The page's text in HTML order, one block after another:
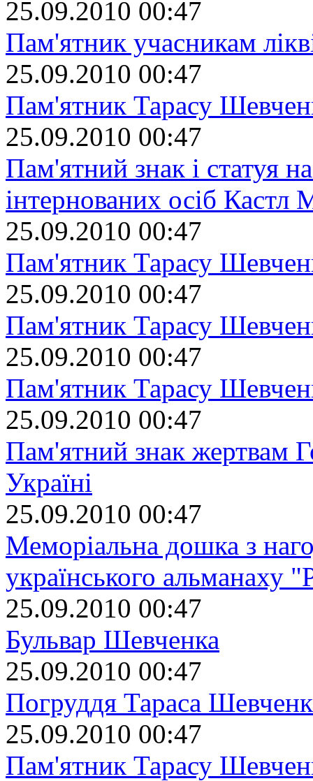
25.09.2010 00:47
Пам'ятник учасникам
25.09.2010 00:47
Пам'ятник Тарасу
25.09.2010 00:47
Пам'ятний знак і статуя
інтернованих осіб Кастл
25.09.2010 00:47
Пам'ятник Тарасу
25.09.2010 00:47
Пам'ятник Тарасу
25.09.2010 00:47
Пам'ятник Тарасу
25.09.2010 00:47
Пам'ятний знак жертвам
Україні
25.09.2010 00:47
Меморіальна дошка з
українського альманаху
25.09.2010 00:47
Бульвар Шевченка
25.09.2010 00:47
Погруддя Тараса
25.09.2010 00:47
Пам'ятник Тарасу